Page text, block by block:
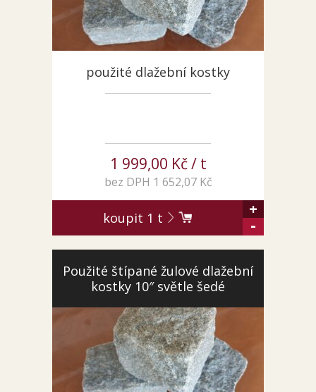
Terazzo
Doplňkový sortiment
DLAŽEBNÍ KOSTKY
KAMENNÉ DLAŽBY, OBKLADY
MLATOVÉ POVRCHY
KONTAKT
použité dlažební kostky
1 999,00 Kč / t
bez DPH 1 652,07 Kč
koupit 1 t
+
-
Použité štípané žulové dlažební
kostky 10″ světle šedé